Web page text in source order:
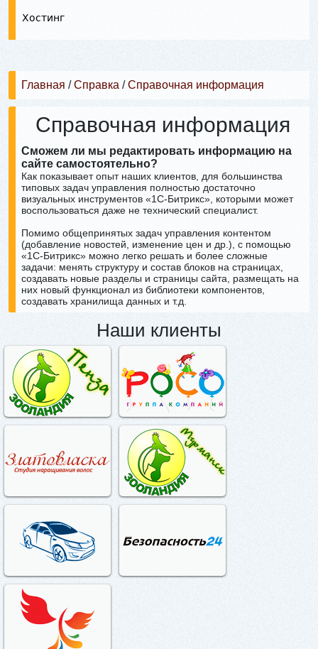
Хостинг
Главная /Справка /Справочная информация
Справочная информация
Сможем ли мы редактировать информацию на
сайте самостоятельно?
Как показывает опыт наших клиентов, для большинства
типовых задач управления полностью достаточно
визуальных инструментов «1С-Битрикс», которыми может
воспользоваться даже не технический специалист.
Помимо общепринятых задач управления контентом
(добавление новостей, изменение цен и др.), с помощью
«1С-Битрикс» можно легко решать и более сложные
задачи: менять структуру и состав блоков на страницах,
создавать новые разделы и страницы сайта, размещать на
них новый функционал из библиотеки компонентов,
создавать хранилища данных и т.д.⁠
Наши клиенты